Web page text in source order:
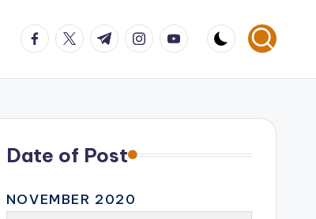
facebook.com
twitter.com
t.me instagram.com
youtube.com
Date of Post
NOVEMBER 2020